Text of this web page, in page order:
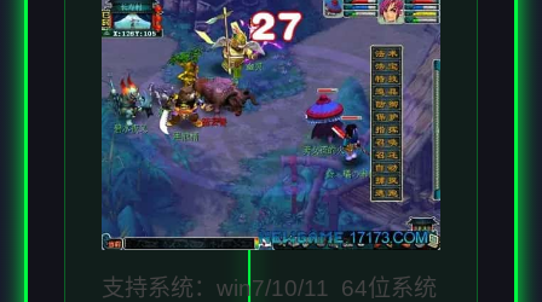
支持系统：win7/10/11 64位系统